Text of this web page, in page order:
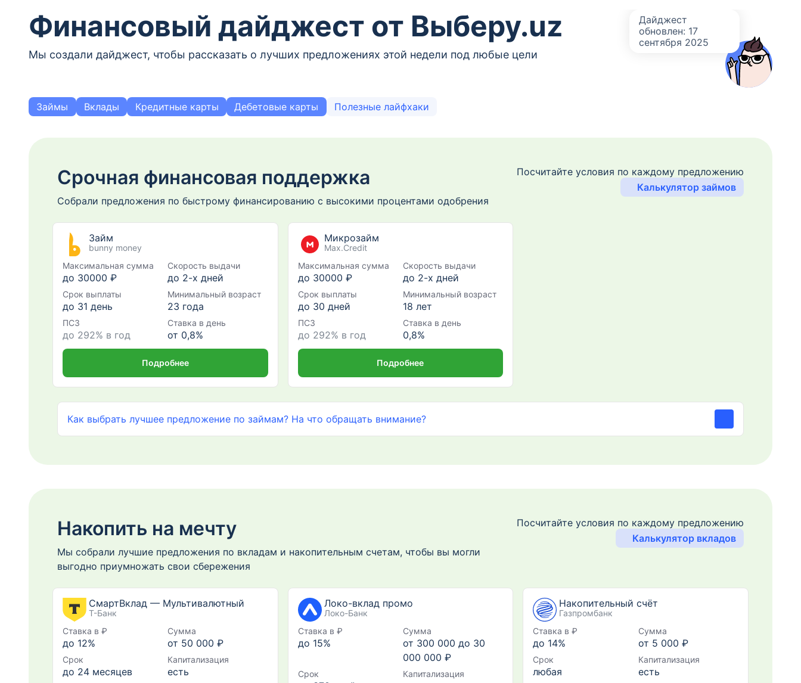
Дайджест
обновлен: 17
сентября 2025
Финансовый дайджест от Выберу.uz
Мы создали дайджест, чтобы рассказать о лучших предложениях этой недели под любые цели
Займы Вклады Кредитные карты Дебетовые карты Полезные лайфхаки
Срочная финансовая поддержка
Собрали предложения по быстрому финансированию с высокими процентами одобрения
Посчитайте условия по каждому предложению
Калькулятор займов
Займ
bunny money
Максимальная сумма
до 30000 ₽
Скорость выдачи
до 2-х дней
Срок выплаты
до 31 день
Минимальный возраст
23 года
ПСЗ
до 292% в год
Ставка в день
от 0,8%
Подробнее
Микрозайм
Max.Credit
Максимальная сумма
до 30000 ₽
Скорость выдачи
до 2-х дней
Срок выплаты
до 30 дней
Минимальный возраст
18 лет
ПСЗ
до 292% в год
Ставка в день
0,8%
Подробнее
Как выбрать лучшее предложение по займам? На что обращать внимание?
Накопить на мечту
Мы собрали лучшие предложения по вкладам и накопительным счетам, чтобы вы могли
выгодно приумножать свои сбережения
Посчитайте условия по каждому предложению
Калькулятор вкладов
СмартВклад — Мультивалютный
Т-Банк
Ставка в ₽
до 12%
Сумма
от 50 000 ₽
Срок
до 24 месяцев
Капитализация
есть
Локо-вклад промо
Локо-Банк
Ставка в ₽
до 15%
Сумма
от 300 000 до 30
000 000 ₽
Срок Капитализация
Накопительный счёт
Газпромбанк
Ставка в ₽
до 14%
Сумма
от 5 000 ₽
Срок
любая
Капитализация
есть